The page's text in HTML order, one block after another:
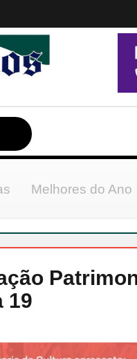
Melhores do Ano
19